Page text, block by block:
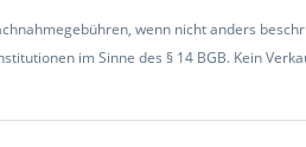
wenn nicht anders
im Sinne des § 14 BGB. Kein